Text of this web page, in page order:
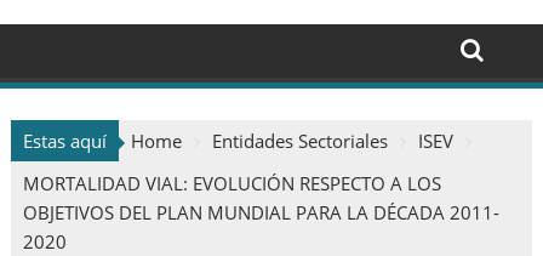
Estas aquí Home Entidades Sectoriales
ISEV
MORTALIDAD VIAL: EVOLUCIÓN RESPECTO A LOS
OBJETIVOS DEL PLAN MUNDIAL PARA LA DÉCADA 2011-
2020